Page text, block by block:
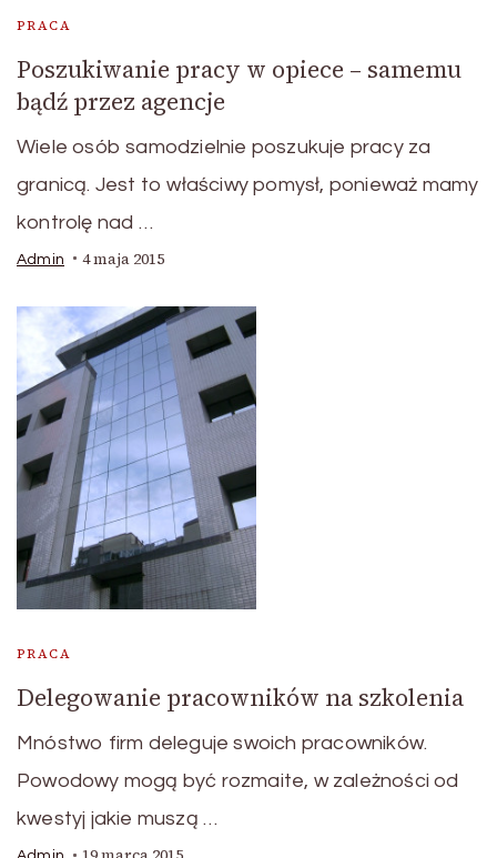
PRACA
Poszukiwanie pracy w opiece – samemu
bądź przez agencje
Wiele osób samodzielnie poszukuje pracy za
granicą. Jest to właściwy pomysł, ponieważ mamy
kontrolę nad …
Admin 4 maja 2015
PRACA
Delegowanie pracowników na szkolenia
Mnóstwo firm deleguje swoich pracowników.
Powodowy mogą być rozmaite, w zależności od
kwestyj jakie muszą …